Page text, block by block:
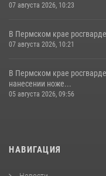
07 августа 2026, 10:23
В Пермском крае
07 августа 2026, 10:21
В Пермском крае
нанесении ноже...
05 августа 2026, 09:56
НАВИГАЦИЯ